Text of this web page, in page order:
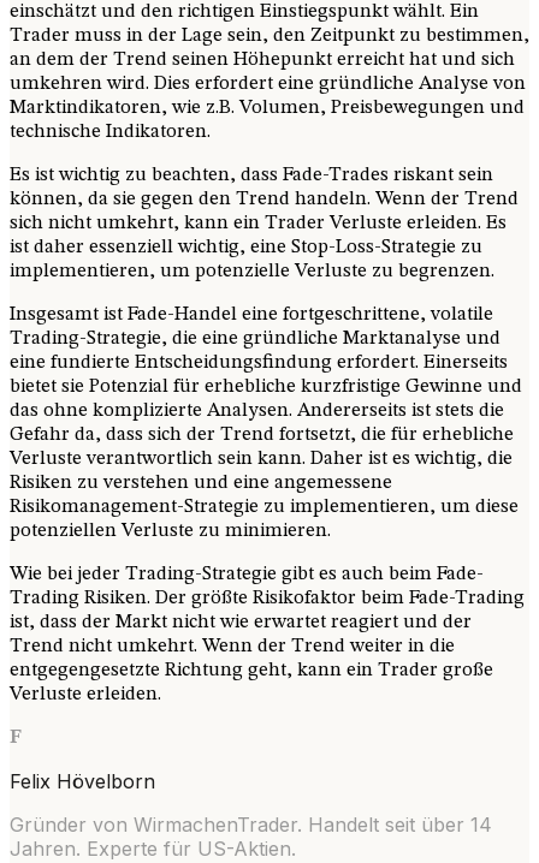
einschätzt und den richtigen Einstiegspunkt wählt. Ein
Trader muss in der Lage sein, den Zeitpunkt zu bestimmen,
an dem der Trend seinen Höhepunkt erreicht hat und sich
umkehren wird. Dies erfordert eine gründliche Analyse von
Marktindikatoren, wie z.B. Volumen, Preisbewegungen und
technische Indikatoren.
Es ist wichtig zu beachten, dass Fade-Trades riskant sein
können, da sie gegen den Trend handeln. Wenn der Trend
sich nicht umkehrt, kann ein Trader Verluste erleiden. Es
ist daher essenziell wichtig, eine Stop-Loss-Strategie zu
implementieren, um potenzielle Verluste zu begrenzen.
Insgesamt ist Fade-Handel eine fortgeschrittene, volatile
Trading-Strategie, die eine gründliche Marktanalyse und
eine fundierte Entscheidungsfindung erfordert. Einerseits
bietet sie Potenzial für erhebliche kurzfristige Gewinne und
das ohne komplizierte Analysen. Andererseits ist stets die
Gefahr da, dass sich der Trend fortsetzt, die für erhebliche
Verluste verantwortlich sein kann. Daher ist es wichtig, die
Risiken zu verstehen und eine angemessene
Risikomanagement-Strategie zu implementieren, um diese
potenziellen Verluste zu minimieren.
Wie bei jeder Trading-Strategie gibt es auch beim Fade-
Trading Risiken. Der größte Risikofaktor beim Fade-Trading
ist, dass der Markt nicht wie erwartet reagiert und der
Trend nicht umkehrt. Wenn der Trend weiter in die
entgegengesetzte Richtung geht, kann ein Trader große
Verluste erleiden.
F
Felix Hövelborn
Gründer von WirmachenTrader. Handelt seit über 14
Jahren. Experte für US-Aktien.